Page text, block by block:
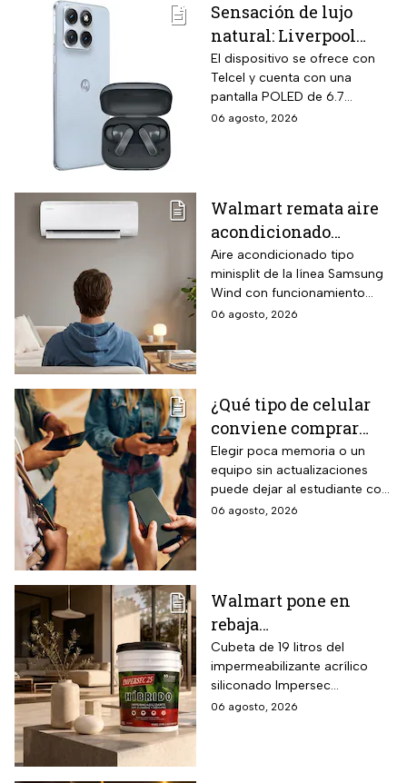
Sensación de lujo
natural: Liverpool
remata el Motorola
Edge 70 Fusion de
256GB de
almacenamiento,
El dispositivo se ofrece con
Telcel y cuenta con una
pantalla POLED de 6.7
pulgadas y funciones
06 agosto, 2026
Walmart remata aire
acondicionado
Samsung Wind
Inverter frío y calor 1
tonelada con WiFi y
$3,500 de descuento
Aire acondicionado tipo
minisplit de la línea Samsung
Wind con funcionamiento
bidireccional frío y calor
capacidad de gestión
mediante inteligencia artificial
con modo AI Auto Cooling
que ajusta automáticamente
el rendimiento según
06 agosto, 2026
¿Qué tipo de celular
conviene comprar
para el regreso a
clases? La guía según
el nivel escolar
Elegir poca memoria o un
equipo sin actualizaciones
puede dejar al estudiante con
un celular lento e
06 agosto, 2026
Walmart pone en
rebaja
impermeabilizante
ecológico Impersec 10
años con caucho
reciclado de 19 litros
Cubeta de 19 litros del
impermeabilizante acrílico
siliconado Impersec
formulado con hasta 60 por
06 agosto, 2026